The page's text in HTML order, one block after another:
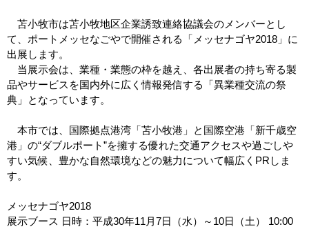
苫小牧市は苫小牧地区企業誘致連絡協議会のメンバーとし
て、ポートメッセなごやで開催される「メッセナゴヤ2018」に
出展します。
当展示会は、業種・業態の枠を越え、各出展者の持ち寄る製
品やサービスを国内外に広く情報発信する「異業種交流の祭
典」となっています。
本市では、国際拠点港湾「苫小牧港」と国際空港「新千歳空
港」の“ダブルポート”を擁する優れた交通アクセスや過ごしや
すい気候、豊かな自然環境などの魅力について幅広くPRしま
す。
メッセナゴヤ2018
展示ブース 日時：平成30年11月7日（水）～10日（土） 10:00